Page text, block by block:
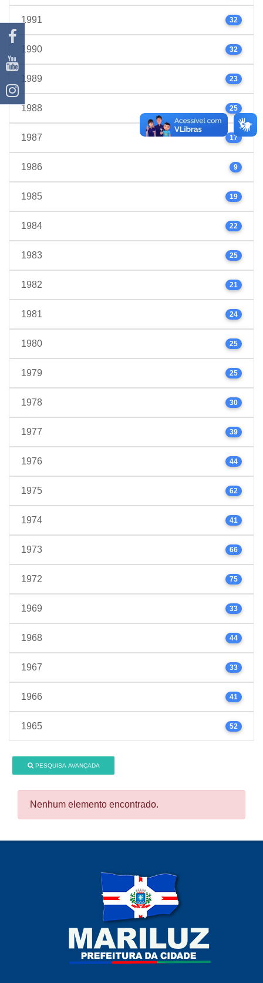
1991 32
1990 32
1989 23
1988 25
1987 17
1986 9
1985 19
1984 22
1983 25
1982 21
1981 24
1980 25
1979 25
1978 30
1977 39
1976 44
1975 62
1974 41
1973 66
1972 75
1969 33
1968 44
1967 33
1966 41
1965 52
PESQUISA AVANÇADA
Nenhum elemento encontrado.